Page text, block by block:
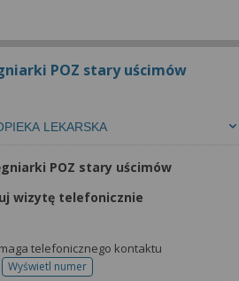
POZ stary uścimów
LEKARSKA
POZ stary uścimów
wizytę telefonicznie
telefonicznego kontaktu
Wyświetl numertelefonu do rejestracji